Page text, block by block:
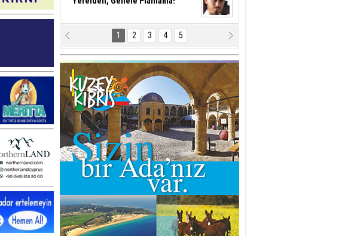
Erkut YILMABAŞAR
Bayrak tartışmaları ve ihalesiz
işler!
Arif Alasya
2015 SONRASI VE AKINCI.
Fatma Baysal
SURLAR İÇİ’NDE KOLAYDIR ÖLMEK
Ediz TUNCEL
Göz göre göre…
Taner ULUTAŞ
İnşallah St. Lois ile Hakkaido
1 2 3 4 5